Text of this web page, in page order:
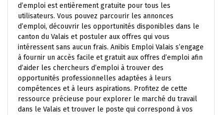
d’emploi est entièrement gratuite pour tous les
utilisateurs. Vous pouvez parcourir les annonces
d’emploi, découvrir les opportunités disponibles dans le
canton du Valais et postuler aux offres qui vous
intéressent sans aucun frais. Anibis Emploi Valais s’engage
à fournir un accès facile et gratuit aux offres d’emploi afin
d’aider les chercheurs d’emploi à trouver des
opportunités professionnelles adaptées à leurs
compétences et à leurs aspirations. Profitez de cette
ressource précieuse pour explorer le marché du travail
dans le Valais et trouver le poste qui correspond à vos